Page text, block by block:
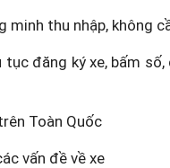
minh thu nhập, không
đăng ký xe, bấm
Toàn Quốc
vấn đề về xe